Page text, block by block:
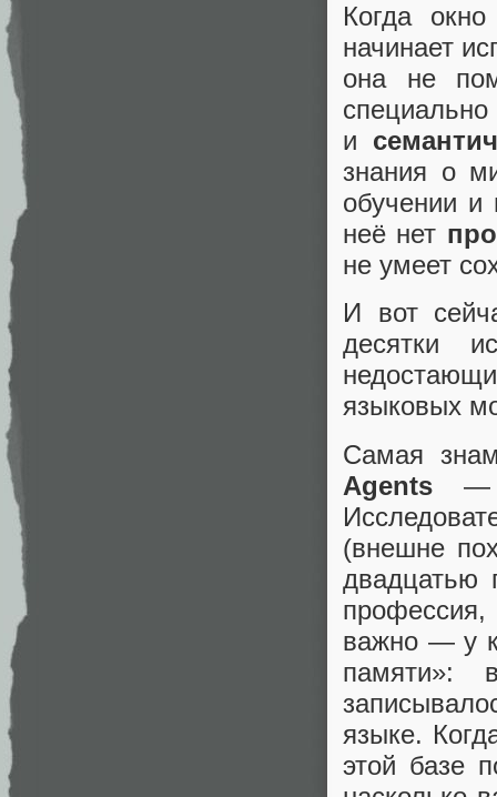
Когда окно
начинает
она не
и
знания о
обучении и
неё нет
не умеет
И вот
десятки
языковых
Самая
Agents —
(внешне
двадцатью
важно — у
памяти»:
языке.
этой базе